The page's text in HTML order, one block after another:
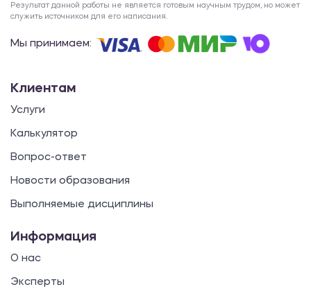
Результат данной работы не является готовым научным трудом, но может
служить источником для его написания.
Мы принимаем:
Клиентам
Услуги
Калькулятор
Вопрос-ответ
Новости образования
Выполняемые дисциплины
Информация
О нас
Эксперты